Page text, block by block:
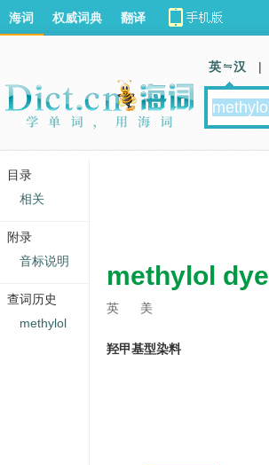
methylol dye
英 美
羟甲基型染料
海词 权威词典 翻译
英 汉 |
目录
相关
附录
音标说明
查词历史
methylol